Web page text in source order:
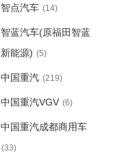
智点汽车 (14)
智蓝汽车(原福田智蓝
新能源) (5)
中国重汽 (219)
中国重汽VGV (6)
中国重汽成都商用车
(33)